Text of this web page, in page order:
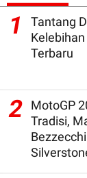
1
Tantang
Terbaru
2
MotoGP
Tradisi,
Bezzecchi